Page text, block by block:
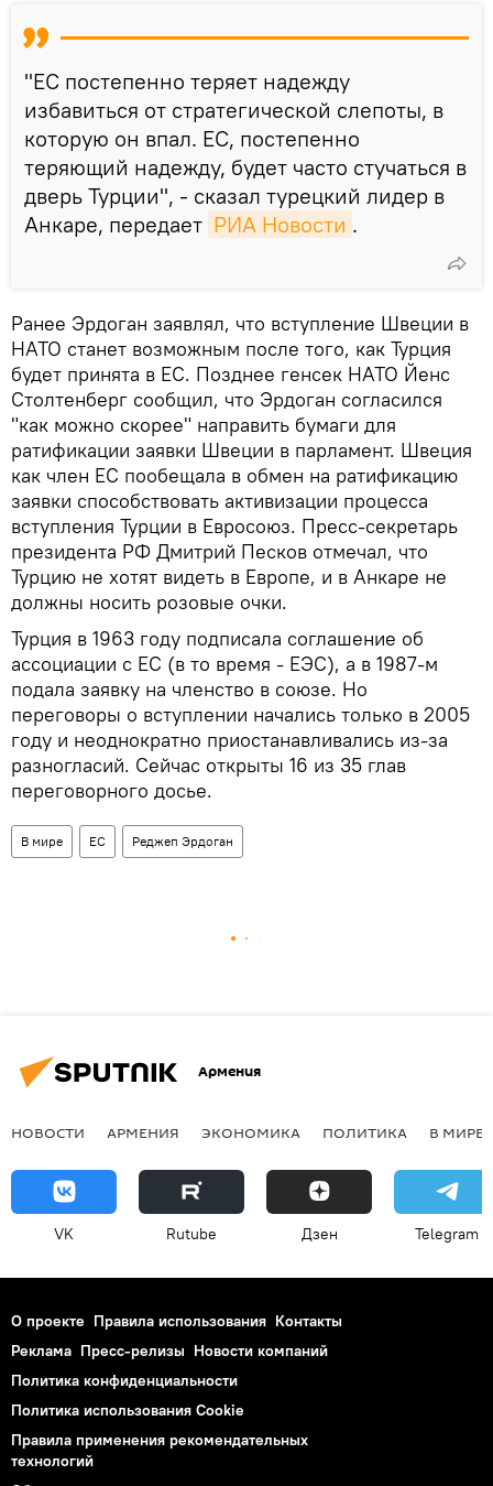
"ЕС постепенно теряет надежду
избавиться от стратегической слепоты, в
которую он впал. ЕС, постепенно
теряющий надежду, будет часто стучаться в
дверь Турции", - сказал турецкий лидер в
Анкаре, передает РИА Новости .
Ранее Эрдоган заявлял, что вступление Швеции в
НАТО станет возможным после того, как Турция
будет принята в ЕС. Позднее генсек НАТО Йенс
Столтенберг сообщил, что Эрдоган согласился
"как можно скорее" направить бумаги для
ратификации заявки Швеции в парламент. Швеция
как член ЕС пообещала в обмен на ратификацию
заявки способствовать активизации процесса
вступления Турции в Евросоюз. Пресс-секретарь
президента РФ Дмитрий Песков отмечал, что
Турцию не хотят видеть в Европе, и в Анкаре не
должны носить розовые очки.
Турция в 1963 году подписала соглашение об
ассоциации с ЕС (в то время - ЕЭС), а в 1987-м
подала заявку на членство в союзе. Но
переговоры о вступлении начались только в 2005
году и неоднократно приостанавливались из-за
разногласий. Сейчас открыты 16 из 35 глав
переговорного досье.
В мире ЕС Реджеп Эрдоган
Армения
НОВОСТИ АРМЕНИЯ ЭКОНОМИКА ПОЛИТИКА В МИРЕ
VK Rutube Дзен Telegram
О проекте Правила использования Контакты
Реклама Пресс-релизы Новости компаний
Политика конфиденциальности
Политика использования Cookie
Правила применения рекомендательных
технологий